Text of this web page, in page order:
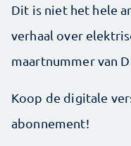
Dit is niet het hele
verhaal over
maartnummer van
Koop de digitale
abonnement!